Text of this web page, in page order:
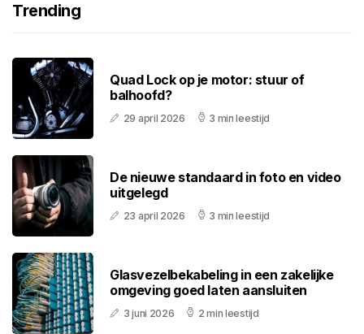
Trending
Quad Lock op je motor: stuur of
balhoofd?
29 april 2026 3 min leestijd
De nieuwe standaard in foto en video
uitgelegd
23 april 2026 3 min leestijd
Glasvezelbekabeling in een zakelijke
omgeving goed laten aansluiten
3 juni 2026 2 min leestijd